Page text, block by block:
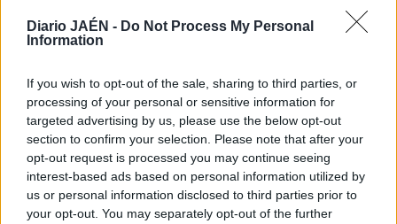
Diario JAÉN - Do Not Process My Personal
Information
If you wish to opt-out of the sale, sharing to third parties, or
processing of your personal or sensitive information for
targeted advertising by us, please use the below opt-out
section to confirm your selection. Please note that after your
opt-out request is processed you may continue seeing
interest-based ads based on personal information utilized by
us or personal information disclosed to third parties prior to
your opt-out. You may separately opt-out of the further